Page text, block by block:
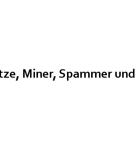
Miner, Spammer und